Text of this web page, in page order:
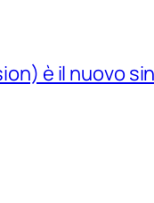
è il nuovo